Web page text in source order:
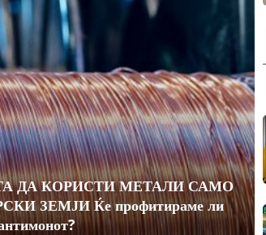
ДА КОРИСТИ МЕТАЛИ САМО
ЗЕМЈИ Ќе профитираме ли